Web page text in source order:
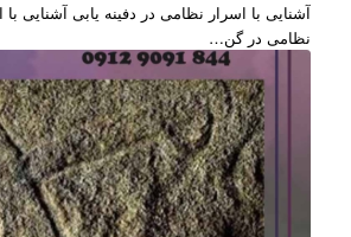
آشنایی با اسرار نظامی در دفینه یابی آشنایی
نظامی در گن…